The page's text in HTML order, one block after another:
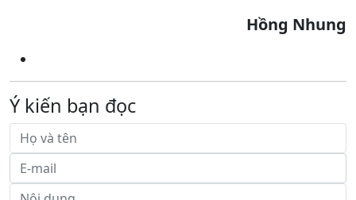
Hồng Nhung
Ý kiến bạn đọc